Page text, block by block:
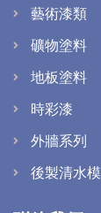
藝術漆類
礦物塗料
地板塗料
時彩漆
外牆系列
後製清水模